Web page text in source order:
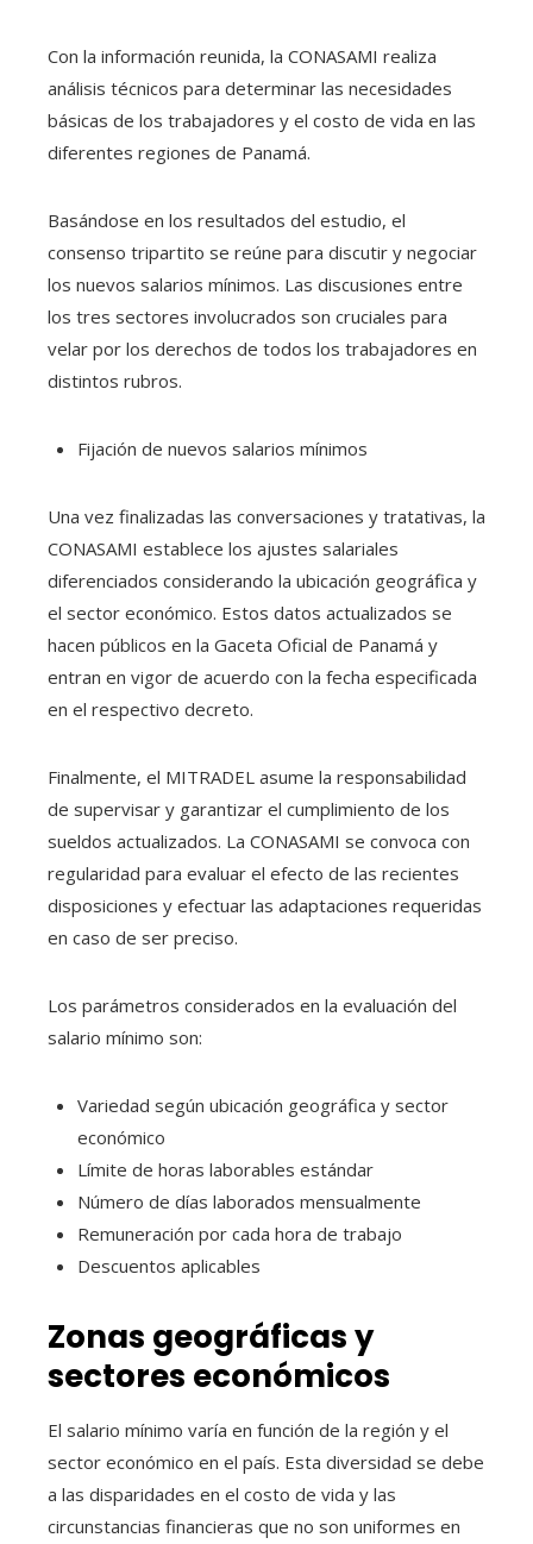
Con la información reunida, la CONASAMI realiza
análisis técnicos para determinar las necesidades
básicas de los trabajadores y el costo de vida en las
diferentes regiones de Panamá.
Basándose en los resultados del estudio, el
consenso tripartito se reúne para discutir y negociar
los nuevos salarios mínimos. Las discusiones entre
los tres sectores involucrados son cruciales para
velar por los derechos de todos los trabajadores en
distintos rubros.
Fijación de nuevos salarios mínimos
Una vez finalizadas las conversaciones y tratativas, la
CONASAMI establece los ajustes salariales
diferenciados considerando la ubicación geográfica y
el sector económico. Estos datos actualizados se
hacen públicos en la Gaceta Oficial de Panamá y
entran en vigor de acuerdo con la fecha especificada
en el respectivo decreto.
Finalmente, el MITRADEL asume la responsabilidad
de supervisar y garantizar el cumplimiento de los
sueldos actualizados. La CONASAMI se convoca con
regularidad para evaluar el efecto de las recientes
disposiciones y efectuar las adaptaciones requeridas
en caso de ser preciso.
Los parámetros considerados en la evaluación del
salario mínimo son:
Variedad según ubicación geográfica y sector
económico
Límite de horas laborables estándar
Número de días laborados mensualmente
Remuneración por cada hora de trabajo
Descuentos aplicables
Zonas geográficas y
sectores económicos
El salario mínimo varía en función de la región y el
sector económico en el país. Esta diversidad se debe
a las disparidades en el costo de vida y las
circunstancias financieras que no son uniformes en